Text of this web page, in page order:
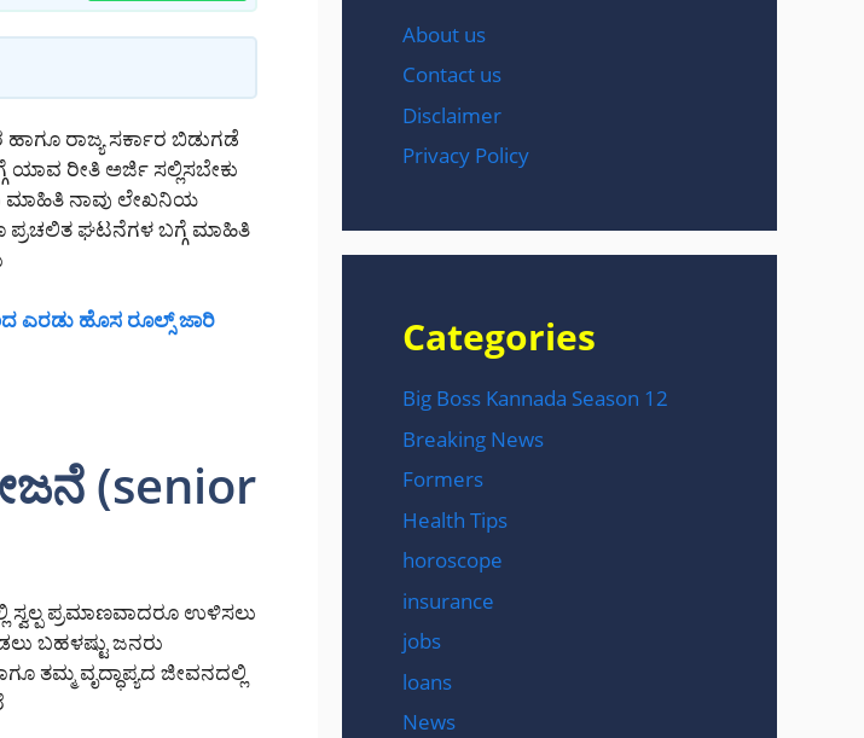
ರಾಜ್ಯ ಸರ್ಕಾರ ಬಿಡುಗಡೆ
ರೀತಿ ಅರ್ಜಿ ಸಲ್ಲಿಸಬೇಕು
ಮಾಹಿತಿ ನಾವು ಲೇಖನಿಯ
ಪ್ರಚಲಿತ ಘಟನೆಗಳ ಬಗ್ಗೆ ಮಾಹಿತಿ
ಎರಡು ಹೊಸ ರೂಲ್ಸ್ ಜಾರಿ
(senior
ಸ್ವಲ್ಪ ಪ್ರಮಾಣವಾದರೂ ಉಳಿಸಲು
ಬಹಳಷ್ಟು ಜನರು
ತಮ್ಮ ವೃದ್ಧಾಪ್ಯದ ಜೀವನದಲ್ಲಿ
About us
Contact us
Disclaimer
Privacy Policy
Categories
Big Boss Kannada Season 12
Breaking News
Formers
Health Tips
horoscope
insurance
jobs
loans
News